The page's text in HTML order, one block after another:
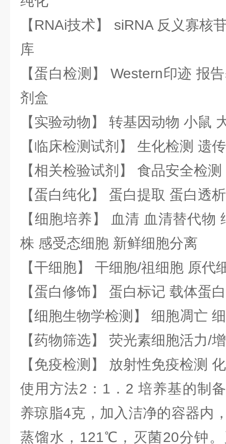
【RNAi技术】 siRNA 反义寡核
库
【蛋白检测】 Western印迹 报
剂盒
【实验动物】 转基因动物 小鼠
【临床检测试剂】 生化检测 遗
【相关检验试剂】 食品安全检
【蛋白纯化】 蛋白提取 蛋白透
【细胞培养】 血清 血清替代物
株 感受态细胞 新鲜细胞分离
【干细胞】 干细胞/祖细胞 原代
【蛋白修饰】 蛋白标记 载体蛋
【细胞生物学检测】 细胞凋亡
【药物筛选】 荧光素细胞活力/
【免疫检测】 放射性免疫检测
使用方法2：1．2 培养基的制
养琼脂4克，加入洁净的容器内
蒸馏水，121℃，灭菌20分钟